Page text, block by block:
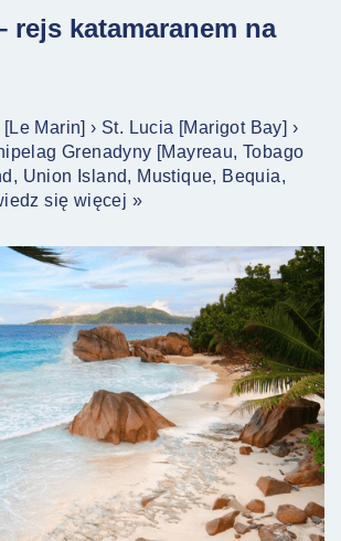
rejs katamaranem na
Marin] › St. Lucia [Marigot Bay] ›
Grenadyny [Mayreau, Tobago
Union Island, Mustique, Bequia,
się więcej »